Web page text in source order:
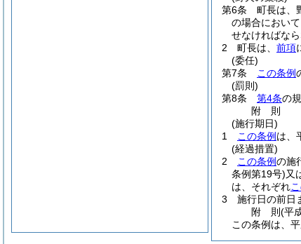
第6条
町長は、
の場合におい
せなければなら
2
町長は、 前項
(委任)
第7条
この条例
(罰則)
第8条
第4条の
附 則
(施行期日)
1
この条例 は、
(経過措置)
2
この条例の施
条例第19号)又
は、それぞれ
3
施行日の前日
附 則(平
この条例は、